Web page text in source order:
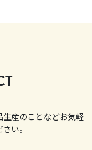
産のことなどお気軽
い。